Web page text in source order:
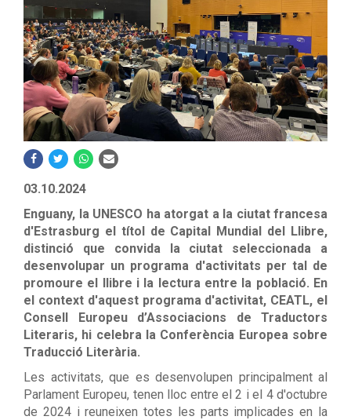
03.10.2024
Enguany, la UNESCO ha atorgat a la ciutat francesa
d'Estrasburg el títol de Capital Mundial del Llibre,
distinció que convida la ciutat seleccionada a
desenvolupar un programa d'activitats per tal de
promoure el llibre i la lectura entre la població. En
el context d'aquest programa d'activitat, CEATL, el
Consell Europeu d’Associacions de Traductors
Literaris, hi celebra la Conferència Europea sobre
Traducció Literària.
Les activitats, que es desenvolupen principalment al
Parlament Europeu, tenen lloc entre el 2 i el 4 d'octubre
de 2024 i reuneixen totes les parts implicades en la